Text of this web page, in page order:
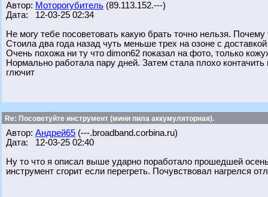
Автор: Моторогубитель (89.113.152.---)
Дата: 12-03-25 02:34
Не могу тебе посоветовать какую брать точно нельзя.
Стоила два года назад чуть меньше трех на озоне с
Очень похожа ни ту что dimon62 показал на фото, только
Нормально работала пару дней. Затем стала плохо
глючит
Re: Посоветуйте инструмент (мини пила аккумуляторная).
Автор: Андрей65 (---.broadband.corbina.ru)
Дата: 12-03-25 02:40
Ну то что я описал выше ударно поработало прошедшей
инструмент сгорит если перегреть. Почувствовал нагрелся